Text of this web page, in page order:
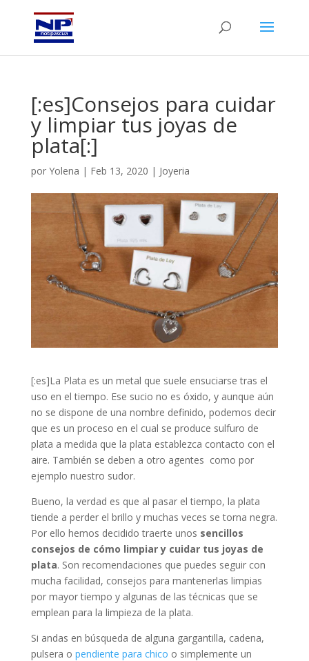
[:es]Consejos para cuidar
y limpiar tus joyas de
plata[:]
por Yolena | Feb 13, 2020 | Joyeria
[:es]La Plata es un metal que suele ensuciarse tras el
uso en el tiempo. Ese sucio no es óxido, y aunque aún
no se dispone de una nombre definido, podemos decir
que es un proceso en el cual se produce sulfuro de
plata a medida que la plata establezca contacto con el
aire. También se deben a otro agentes como por
ejemplo nuestro sudor.
Bueno, la verdad es que al pasar el tiempo, la plata
tiende a perder el brillo y muchas veces se torna negra.
Por ello hemos decidido traerte unos sencillos
consejos de cómo limpiar y cuidar tus joyas de
plata. Son recomendaciones que puedes seguir con
mucha facilidad, consejos para mantenerlas limpias
por mayor tiempo y algunas de las técnicas que se
emplean para la limpieza de la plata.
Si andas en búsqueda de alguna gargantilla, cadena,
pulsera o pendiente para chico o simplemente un